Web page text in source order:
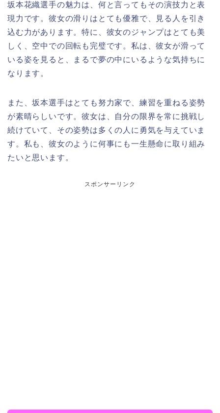
坂本花織選手の魅力は、何と言ってもその演技力と表
現力です。彼女の滑りはとても優雅で、見る人を引き
込む力があります。特に、彼女のジャンプはとても美
しく、空中での回転も完璧です。私は、彼女が滑って
いる姿を見ると、まるで夢の中にいるような気持ちに
なります。
また、坂本選手はとても努力家で、練習を重ねる姿勢
が素晴らしいです。彼女は、自分の限界を常に挑戦し
続けていて、その姿勢は多くの人に勇気を与えていま
す。私も、彼女のように何事にも一生懸命に取り組み
たいと思います。
スポンサーリンク